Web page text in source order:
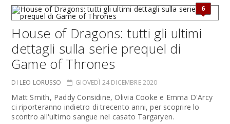
6
House of Dragons: tutti gli ultimi
dettagli sulla serie prequel di
Game of Thrones
DI LEO LORUSSO GIOVEDÌ 24 DICEMBRE 2020
Matt Smith, Paddy Considine, Olivia Cooke e Emma D'Arcy
ci riporteranno indietro di trecento anni, per scoprire lo
scontro all'ultimo sangue nel casato Targaryen.